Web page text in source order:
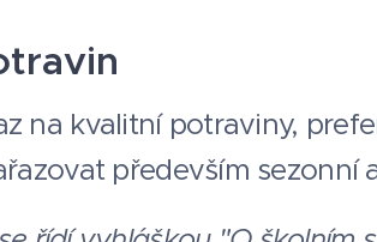
na kvalitní potraviny,
především sezonní